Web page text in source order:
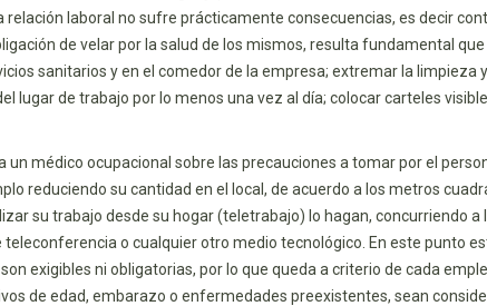
laboral no sufre prácticamente consecuencias, es decir
de velar por la salud de los mismos, resulta fundamental
sanitarios y en el comedor de la empresa; extremar la limpieza
de trabajo por lo menos una vez al día; colocar carteles
médico ocupacional sobre las precauciones a tomar por el
reduciendo su cantidad en el local, de acuerdo a los metros
su trabajo desde su hogar (teletrabajo) lo hagan, concurriendo a
o cualquier otro medio tecnológico. En este punto
exigibles ni obligatorias, por lo que queda a criterio de cada
de edad, embarazo o enfermedades preexistentes, sean